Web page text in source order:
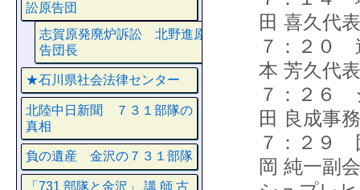
田 喜久代表
７：２
本 芳久代
７：２６
田 良成事
７：２９
岡 純一副
訟原告団
志賀原発廃炉訴訟 北野進原
告団長
★石川県社会法律センター
北陸中日新聞 ７３１部隊の
真相
負の遺産 金沢の７３１部隊
「731 部隊と金沢」 講 師 古